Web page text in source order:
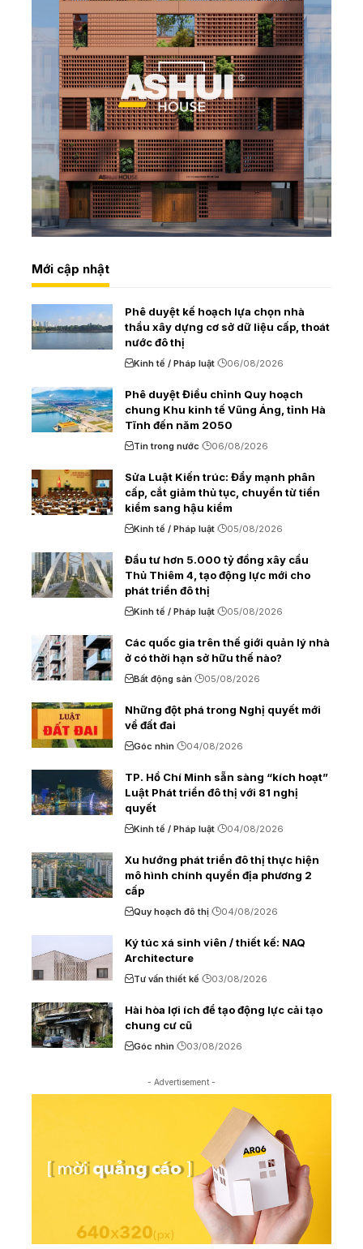
Mới cập nhật
Phê duyệt kế hoạch lựa chọn nhà
thầu xây dựng cơ sở dữ liệu cấp, thoát
nước đô thị
Kinh tế / Pháp luật 06/08/2026
Phê duyệt Điều chỉnh Quy hoạch
chung Khu kinh tế Vũng Áng, tỉnh Hà
Tĩnh đến năm 2050
Tin trong nước 06/08/2026
Sửa Luật Kiến trúc: Đẩy mạnh phân
cấp, cắt giảm thủ tục, chuyển từ tiền
kiểm sang hậu kiểm
Kinh tế / Pháp luật 05/08/2026
Đầu tư hơn 5.000 tỷ đồng xây cầu
Thủ Thiêm 4, tạo động lực mới cho
phát triển đô thị
Kinh tế / Pháp luật 05/08/2026
Các quốc gia trên thế giới quản lý nhà
ở có thời hạn sở hữu thế nào?
Bất động sản 05/08/2026
Những đột phá trong Nghị quyết mới
về đất đai
Góc nhìn 04/08/2026
TP. Hồ Chí Minh sẵn sàng “kích hoạt”
Luật Phát triển đô thị với 81 nghị
quyết
Kinh tế / Pháp luật 04/08/2026
Xu hướng phát triển đô thị thực hiện
mô hình chính quyền địa phương 2
cấp
Quy hoạch đô thị 04/08/2026
Ký túc xá sinh viên / thiết kế: NAQ
Architecture
Tư vấn thiết kế 03/08/2026
Hài hòa lợi ích để tạo động lực cải tạo
chung cư cũ
Góc nhìn 03/08/2026
- Advertisement -